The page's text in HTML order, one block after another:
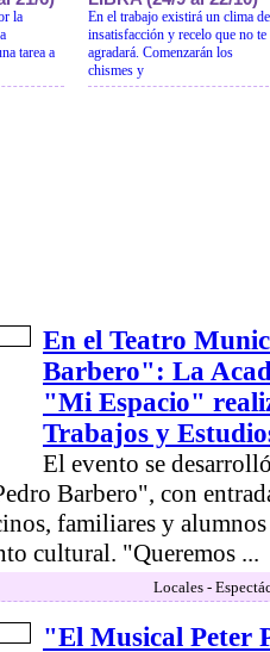
la
tarea a
En el trabajo existirá un clima de
insatisfacción y recelo que no te
agradará. Comenzarán los
chismes y
En el Teatro
Barbero": La
"Mi Espacio"
Trabajos y
El evento se
Barbero", con
familiares y
cultural. "Queremos ...
Locales -
"El Musical Peter